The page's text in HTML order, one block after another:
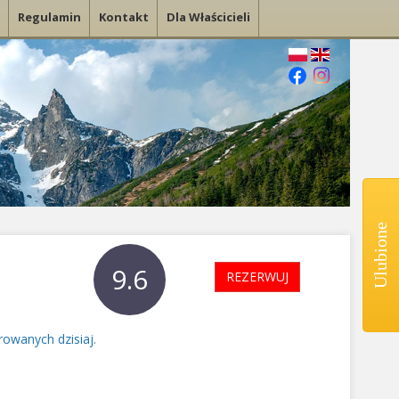
Regulamin Kontakt Dla Właścicieli
9.6 REZERWUJ
dzisiaj.
Ulubione